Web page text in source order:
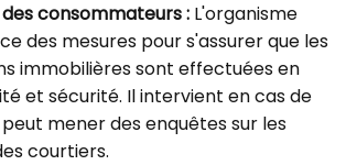
consommateurs : L'organisme
des mesures pour s'assurer que les
immobilières sont effectuées en
et sécurité. Il intervient en cas de
mener des enquêtes sur les
courtiers.